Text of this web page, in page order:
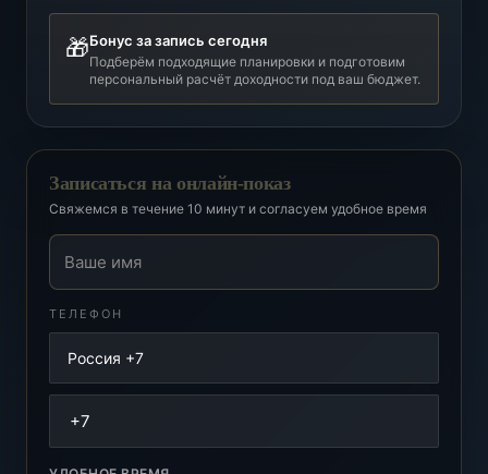
🎁Бонус за запись сегодня
Подберём подходящие планировки и подготовим
персональный расчёт доходности под ваш бюджет.
Записаться на онлайн-показ
Свяжемся в течение 10 минут и согласуем удобное время
Ваше имя
ТЕЛЕФОН